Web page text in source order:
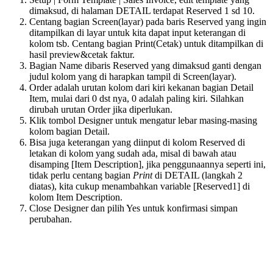
dimaksud, di halaman DETAIL terdapat Reserved 1 sd 10.
Centang bagian Screen(layar) pada baris Reserved yang ingin
ditampilkan di layar untuk kita dapat input keterangan di
kolom tsb. Centang bagian Print(Cetak) untuk ditampilkan di
hasil preview&cetak faktur.
Bagian Name dibaris Reserved yang dimaksud ganti dengan
judul kolom yang di harapkan tampil di Screen(layar).
Order adalah urutan kolom dari kiri kekanan bagian Detail
Item, mulai dari 0 dst nya, 0 adalah paling kiri. Silahkan
dirubah urutan Order jika diperlukan.
Klik tombol Designer untuk mengatur lebar masing-masing
kolom bagian Detail.
Bisa juga keterangan yang diinput di kolom Reserved di
letakan di kolom yang sudah ada, misal di bawah atau
disamping [Item Description], jika penggunaannya seperti ini,
tidak perlu centang bagian Printdi DETAIL (langkah 2
diatas), kita cukup menambahkan variable [Reserved1] di
kolom Item Description.
Close Designer dan pilih Yes untuk konfirmasi simpan
perubahan.